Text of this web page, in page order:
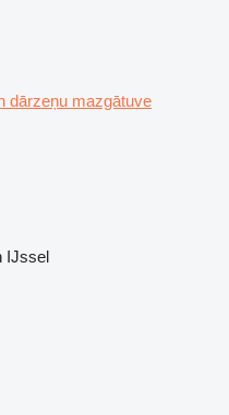
dārzeņu mazgātuve
IJssel